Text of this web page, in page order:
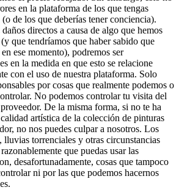
en la plataforma de los que tengas
de los que deberías tener conciencia).
daños directos a causa de algo que hemos
que tendríamos que haber sabido que
ese momento), podremos ser
en la medida en que esto se relacione
con el uso de nuestra plataforma. Solo
por cosas que realmente podemos o
No podemos controlar tu visita del
De la misma forma, si no te ha
artística de la colección de pinturas
no nos puedes culpar a nosotros. Los
lluvias torrenciales y otras circunstancias
que puedas usar las
desafortunadamente, cosas que tampoco
ni por las que podemos hacernos